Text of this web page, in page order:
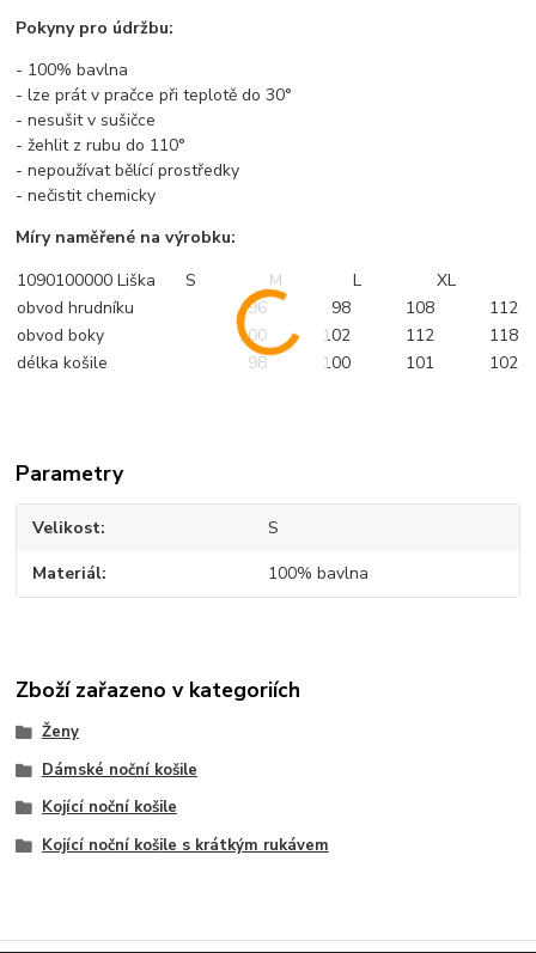
Pokyny pro údržbu:
- 100% bavlna
- lze prát v pračce při teplotě do 30°
- nesušit v sušičce
- žehlit z rubu do 110°
- nepoužívat bělící prostředky
- nečistit chemicky
Míry naměřené na výrobku:
1090100000 Liška
S M L
XL
obvod hrudníku
96 98 108
112
obvod boky
100 102 112
118
délka košile
98 100 101 102
Parametry
Velikost S
Materiál 100% bavlna
Zboží zařazeno v kategoriích
Ženy
Dámské noční košile
Kojící noční košile
Kojící noční košile s krátkým rukávem